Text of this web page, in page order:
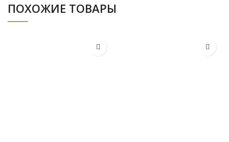
ПОХОЖИЕ ТОВАРЫ